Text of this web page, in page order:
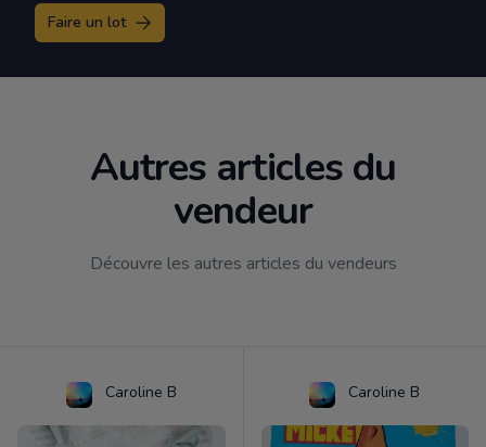
Faire un lot
Autres articles du
vendeur
Découvre les autres articles du vendeurs
Caroline B Caroline B